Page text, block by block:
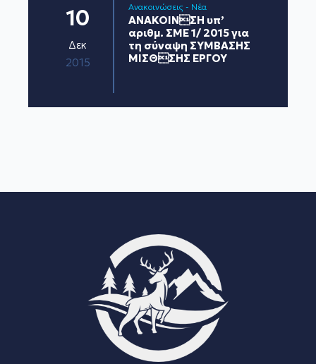
10
Δεκ
2015
Ανακοινώσεις - Νέα
ΑΝΑΚΟΙΝΣΗ υπ’
αριθμ. ΣΜΕ 1/ 2015 για
τη σύναψη ΣΥΜΒΑΣΗΣ
ΜΙΣΘΣΗΣ ΕΡΓΟΥ